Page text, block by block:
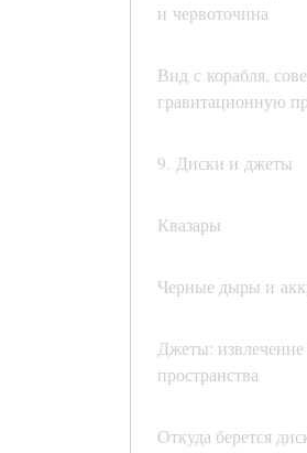
и червоточина
Вид с корабля,
гравитационную
9. Диски и джеты
Квазары
Черные дыры и
Джеты: извлечение
пространства
Откуда берется